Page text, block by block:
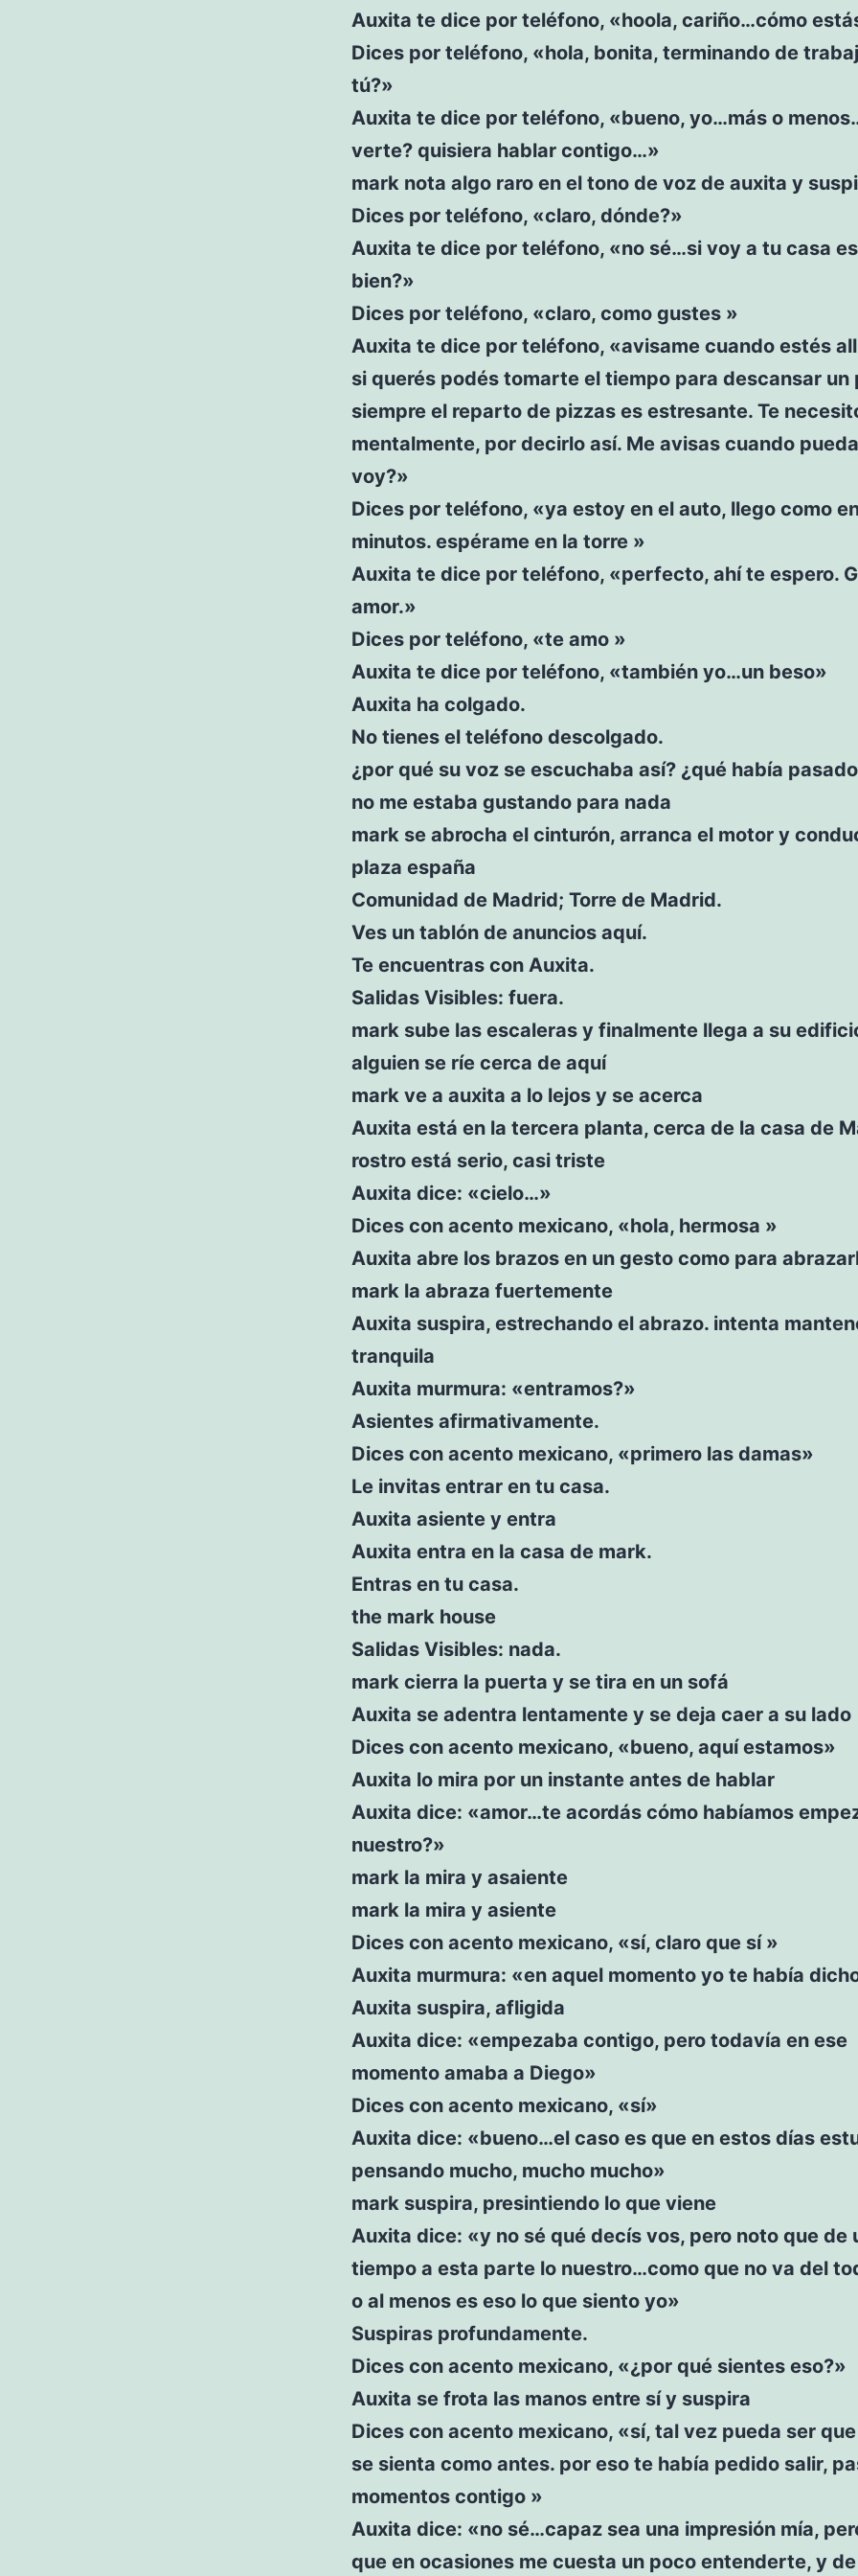
Auxita te dice por teléfono, «hoola, cariño…cómo
Dices por teléfono, «hola, bonita, terminando de
tú?»
Auxita te dice por teléfono, «bueno, yo…más o
verte? quisiera hablar contigo…»
mark nota algo raro en el tono de voz de auxita y
Dices por teléfono, «claro, dónde?»
Auxita te dice por teléfono, «no sé…si voy a tu casa
bien?»
Dices por teléfono, «claro, como gustes »
Auxita te dice por teléfono, «avisame cuando estés
si querés podés tomarte el tiempo para descansar un
siempre el reparto de pizzas es estresante. Te
mentalmente, por decirlo así. Me avisas cuando
voy?»
Dices por teléfono, «ya estoy en el auto, llego como
minutos. espérame en la torre »
Auxita te dice por teléfono, «perfecto, ahí te espero.
amor.»
Dices por teléfono, «te amo »
Auxita te dice por teléfono, «también yo…un beso»
Auxita ha colgado.
No tienes el teléfono descolgado.
¿por qué su voz se escuchaba así? ¿qué había
no me estaba gustando para nada
mark se abrocha el cinturón, arranca el motor y
plaza españa
Comunidad de Madrid; Torre de Madrid.
Ves un tablón de anuncios aquí.
Te encuentras con Auxita.
Salidas Visibles: fuera.
mark sube las escaleras y finalmente llega a su
alguien se ríe cerca de aquí
mark ve a auxita a lo lejos y se acerca
Auxita está en la tercera planta, cerca de la casa de
rostro está serio, casi triste
Auxita dice: «cielo…»
Dices con acento mexicano, «hola, hermosa »
Auxita abre los brazos en un gesto como para
mark la abraza fuertemente
Auxita suspira, estrechando el abrazo. intenta
tranquila
Auxita murmura: «entramos?»
Asientes afirmativamente.
Dices con acento mexicano, «primero las damas»
Le invitas entrar en tu casa.
Auxita asiente y entra
Auxita entra en la casa de mark.
Entras en tu casa.
the mark house
Salidas Visibles: nada.
mark cierra la puerta y se tira en un sofá
Auxita se adentra lentamente y se deja caer a su lado
Dices con acento mexicano, «bueno, aquí estamos»
Auxita lo mira por un instante antes de hablar
Auxita dice: «amor…te acordás cómo habíamos
nuestro?»
mark la mira y asaiente
mark la mira y asiente
Dices con acento mexicano, «sí, claro que sí »
Auxita murmura: «en aquel momento yo te había
Auxita suspira, afligida
Auxita dice: «empezaba contigo, pero todavía en ese
momento amaba a Diego»
Dices con acento mexicano, «sí»
Auxita dice: «bueno…el caso es que en estos días
pensando mucho, mucho mucho»
mark suspira, presintiendo lo que viene
Auxita dice: «y no sé qué decís vos, pero noto que de
tiempo a esta parte lo nuestro…como que no va del
o al menos es eso lo que siento yo»
Suspiras profundamente.
Dices con acento mexicano, «¿por qué sientes eso?»
Auxita se frota las manos entre sí y suspira
Dices con acento mexicano, «sí, tal vez pueda ser
se sienta como antes. por eso te había pedido salir,
momentos contigo »
Auxita dice: «no sé…capaz sea una impresión mía,
que en ocasiones me cuesta un poco entenderte, y